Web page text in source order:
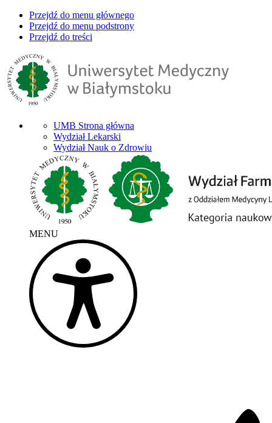
Przejdź do menu głównego
Przejdź do menu podstrony
Przejdź do treści
UMB Strona główna
Wydział Lekarski
Wydział Nauk o Zdrowiu
MENU